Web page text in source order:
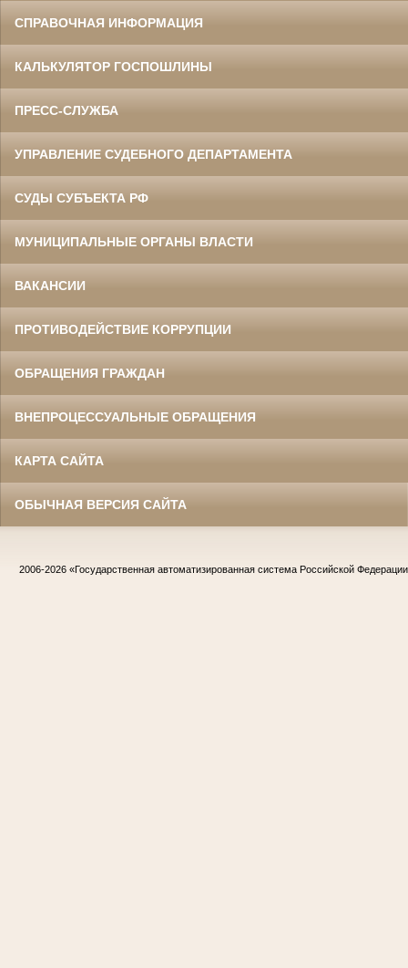
СПРАВОЧНАЯ ИНФОРМАЦИЯ
КАЛЬКУЛЯТОР ГОСПОШЛИНЫ
ПРЕСС-СЛУЖБА
УПРАВЛЕНИЕ СУДЕБНОГО ДЕПАРТАМЕНТА
СУДЫ СУБЪЕКТА РФ
МУНИЦИПАЛЬНЫЕ ОРГАНЫ ВЛАСТИ
ВАКАНСИИ
ПРОТИВОДЕЙСТВИЕ КОРРУПЦИИ
ОБРАЩЕНИЯ ГРАЖДАН
ВНЕПРОЦЕССУАЛЬНЫЕ ОБРАЩЕНИЯ
КАРТА САЙТА
ОБЫЧНАЯ ВЕРСИЯ САЙТА
2006-2026 «Государственная автоматизированная система Российской